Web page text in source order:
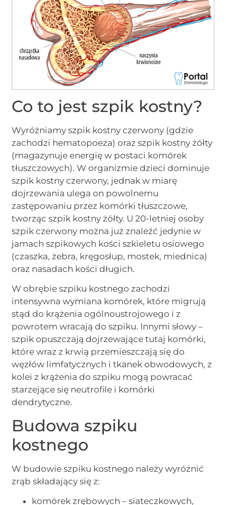
Co to jest szpik kostny?
Wyróżniamy szpik kostny czerwony (gdzie
zachodzi hematopoeza) oraz szpik kostny żółty
(magazynuje energię w postaci komórek
tłuszczowych). W organizmie dzieci dominuje
szpik kostny czerwony, jednak w miarę
dojrzewania ulega on powolnemu
zastępowaniu przez komórki tłuszczowe,
tworząc szpik kostny żółty. U 20-letniej osoby
szpik czerwony można już znaleźć jedynie w
jamach szpikowych kości szkieletu osiowego
(czaszka, żebra, kręgosłup, mostek, miednica)
oraz nasadach kości długich.
W obrębie szpiku kostnego zachodzi
intensywna wymiana komórek, które migrują
stąd do krążenia ogólnoustrojowego i z
powrotem wracają do szpiku. Innymi słowy –
szpik opuszczają dojrzewające tutaj komórki,
które wraz z krwią przemieszczają się do
węzłów limfatycznych i tkanek obwodowych, z
kolei z krążenia do szpiku mogą powracać
starzejące się neutrofile i komórki
dendrytyczne.
Budowa szpiku
kostnego
W budowie szpiku kostnego należy wyróżnić
zrąb składający się z:
komórek zrębowych – siateczkowych,